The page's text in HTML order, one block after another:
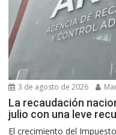
3 de agosto de 2026
La recaudación
julio con una leve
El crecimiento del